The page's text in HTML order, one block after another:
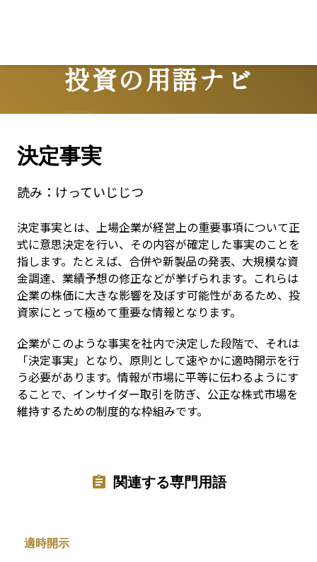
投資の用語ナビ
Terms
決定事実
読み： けっていじじつ
決定事実とは、上場企業が経営上の重要事項について正
式に意思決定を行い、その内容が確定した事実のことを
指します。たとえば、合併や新製品の発表、大規模な資
金調達、業績予想の修正などが挙げられます。これらは
企業の株価に大きな影響を及ぼす可能性があるため、投
資家にとって極めて重要な情報となります。
企業がこのような事実を社内で決定した段階で、それは
「決定事実」となり、原則として速やかに適時開示を行
う必要があります。情報が市場に平等に伝わるようにす
ることで、インサイダー取引を防ぎ、公正な株式市場を
維持するための制度的な枠組みです。
関連する専門用語
適時開示